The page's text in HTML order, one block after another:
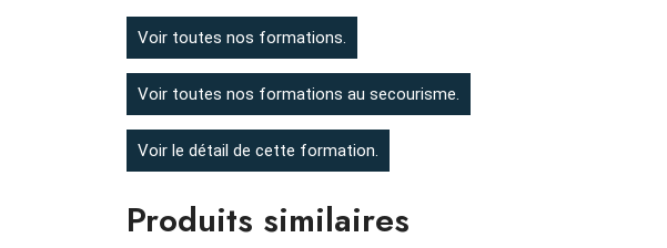
Voir toutes nos formations.
Voir toutes nos formations au secourisme.
Voir le détail de cette formation.
Produits similaires